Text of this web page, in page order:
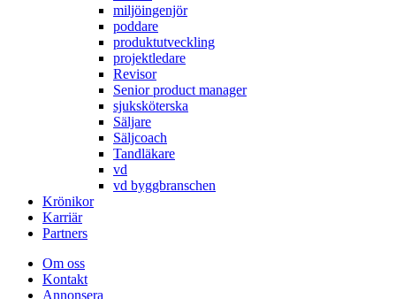
miljöingenjör
poddare
produktutveckling
projektledare
Revisor
Senior product manager
sjuksköterska
Säljare
Säljcoach
Tandläkare
vd
vd byggbranschen
Krönikor
Karriär
Partners
Om oss
Kontakt
Annonsera